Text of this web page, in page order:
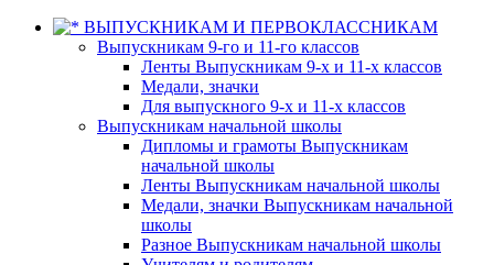
ВЫПУСКНИКАМ И ПЕРВОКЛАССНИКАМ
Выпускникам 9-го и 11-го классов
Ленты Выпускникам 9-х и 11-х классов
Медали, значки
Для выпускного 9-х и 11-х классов
Выпускникам начальной школы
Дипломы и грамоты Выпускникам
начальной школы
Ленты Выпускникам начальной школы
Медали, значки Выпускникам начальной
школы
Разное Выпускникам начальной школы